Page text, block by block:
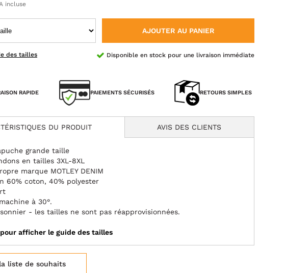
incluse
AJOUTER AU PANIER
Disponible en stock pour une livraison immédiate
des tailles
RAPIDE PAIEMENTS SÉCURISÉS RETOURS SIMPLES
DU PRODUIT AVIS DES CLIENTS
grande taille
en tailles 3XL-8XL
marque MOTLEY DENIM
60% coton, 40% polyester
à 30°.
- les tailles ne sont pas réapprovisionnées.
afficher le guide des tailles
liste de souhaits